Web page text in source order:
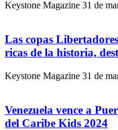
Keystone Magazine 31 de
Las copas
ricas de la historia,
Keystone Magazine 31 de
Venezuela vence a
del Caribe Kids 2024